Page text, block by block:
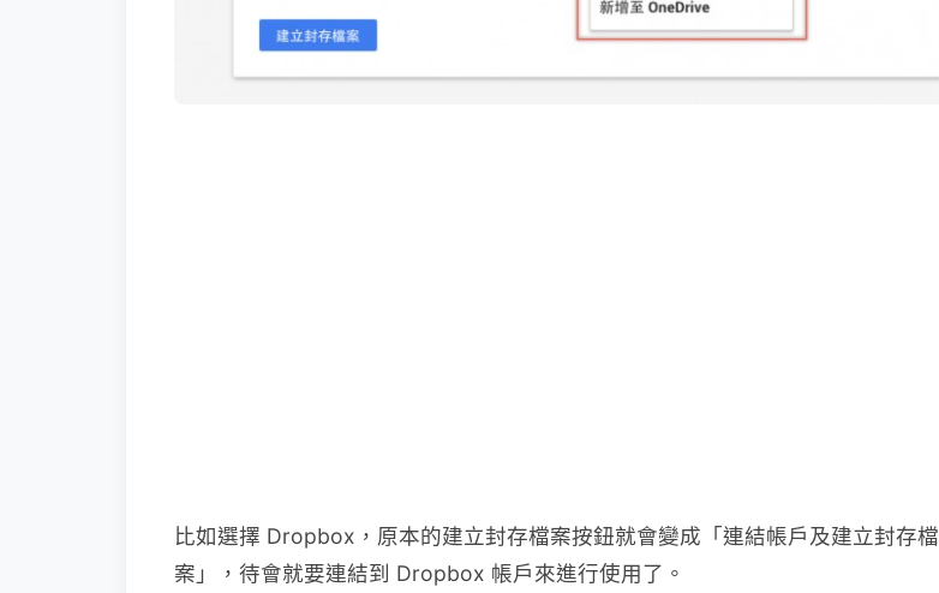
比如選擇 Dropbox，原本的建立封存檔案按鈕就會變成「連結帳戶及建立封存檔
案」，待會就要連結到 Dropbox 帳戶來進行使用了。